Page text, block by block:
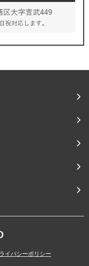
イバシーポリシー